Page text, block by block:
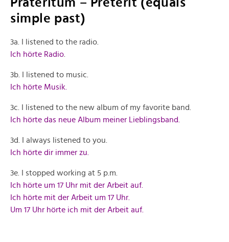
simple past)
3a. I listened to the radio.
Ich hörte Radio
3b. I listened to music.
Ich hörte Musik.
3c. I listened to the new album of my favorite band.
Ich hörte das neue Album meiner Lieblingsband.
3d. I always listened to you.
Ich hörte dir immer zu.
3e. I stopped working at 5 p.m.
Ich hörte um 17 Uhr mit der Arbeit auf.
Ich hörte mit der Arbeit um 17 Uhr.
Um 17 Uhr hörte ich mit der Arbeit auf.